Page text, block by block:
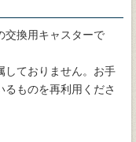
交換用キャスターで
ておりません。お手
ものを再利用くださ